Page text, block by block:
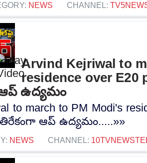
NEWS CHANNEL:
Arvind Kejriwal to
residence over E20
ఉద్యమం
to march to PM Modi's
ఆప్ ఉద్యమం.....»»
NEWS CHANNEL: